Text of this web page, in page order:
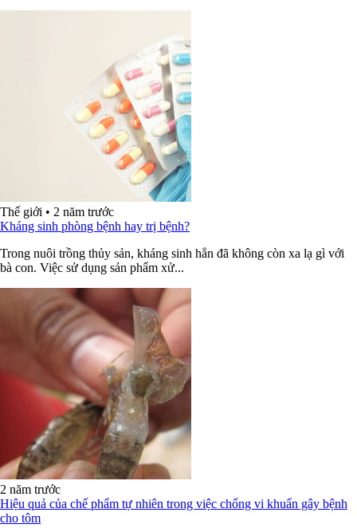
Thế giới • 2 năm trước
Kháng sinh phòng bệnh hay trị bệnh?
Trong nuôi trồng thủy sản, kháng sinh hẳn đã không còn xa lạ gì với
bà con. Việc sử dụng sản phẩm xử...
2 năm trước
Hiệu quả của chế phẩm tự nhiên trong việc chống vi khuẩn gây bệnh
cho tôm